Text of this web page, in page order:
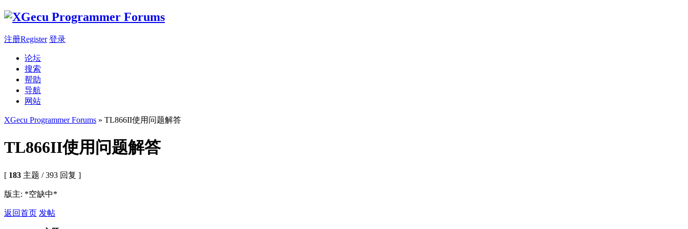
注册Register 登录
论坛
搜索
帮助
导航
网站
XGecu Programmer Forums » TL866II使用问题解答
TL866II使用问题解答
[ 183 主题 / 393 回复 ]
版主: *空缺中*
返回首页 发帖